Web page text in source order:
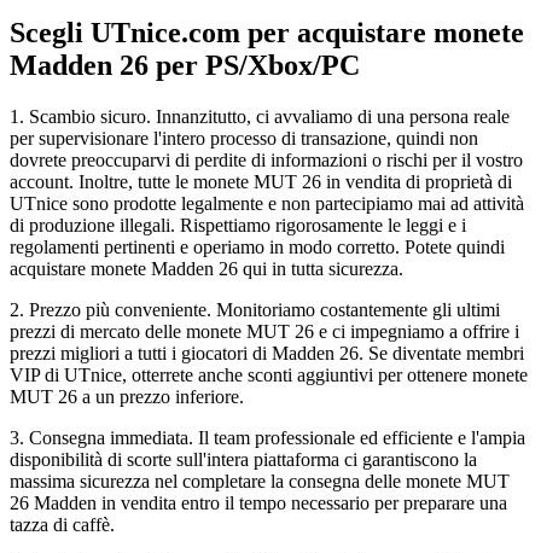
Scegli UTnice.com per acquistare monete
Madden 26 per PS/Xbox/PC
1. Scambio sicuro. Innanzitutto, ci avvaliamo di una persona reale
per supervisionare l'intero processo di transazione, quindi non
dovrete preoccuparvi di perdite di informazioni o rischi per il vostro
account. Inoltre, tutte le monete MUT 26 in vendita di proprietà di
UTnice sono prodotte legalmente e non partecipiamo mai ad attività
di produzione illegali. Rispettiamo rigorosamente le leggi e i
regolamenti pertinenti e operiamo in modo corretto. Potete quindi
acquistare monete Madden 26 qui in tutta sicurezza.
2. Prezzo più conveniente. Monitoriamo costantemente gli ultimi
prezzi di mercato delle monete MUT 26 e ci impegniamo a offrire i
prezzi migliori a tutti i giocatori di Madden 26. Se diventate membri
VIP di UTnice, otterrete anche sconti aggiuntivi per ottenere monete
MUT 26 a un prezzo inferiore.
3. Consegna immediata. Il team professionale ed efficiente e l'ampia
disponibilità di scorte sull'intera piattaforma ci garantiscono la
massima sicurezza nel completare la consegna delle monete MUT
26 Madden in vendita entro il tempo necessario per preparare una
tazza di caffè.